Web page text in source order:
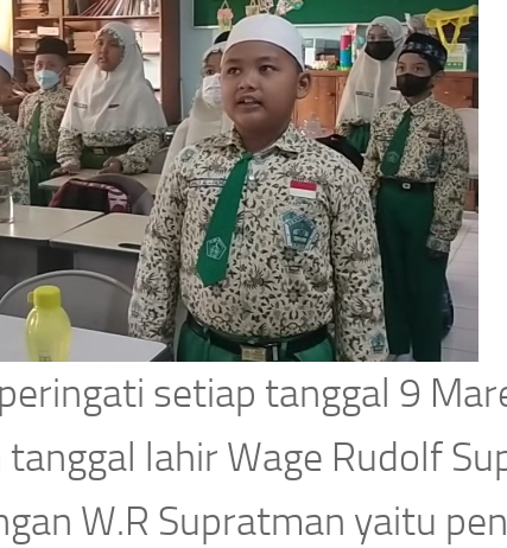
setiap tanggal 9
lahir Wage Rudolf
W.R Supratman yaitu